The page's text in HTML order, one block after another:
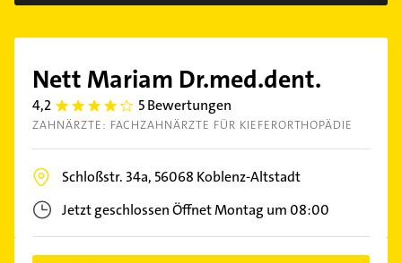
Nett Mariam Dr.med.dent.
4,2 4.2000003 5 Bewertungen
ZAHNÄRZTE: FACHZAHNÄRZTE FÜR KIEFERORTHOPÄDIE
Schloßstr. 34a, 56068 Koblenz-Altstadt
Jetzt geschlossenÖffnet Montag um 08:00